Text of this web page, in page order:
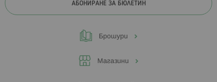
АБОНИРАНЕ ЗА БЮЛЕТИН
Брошури
Магазини